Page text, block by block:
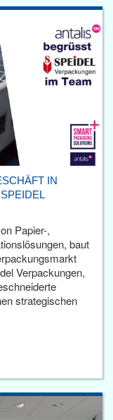
IN
Papier-,
baut
Verpackungen,
strategischen